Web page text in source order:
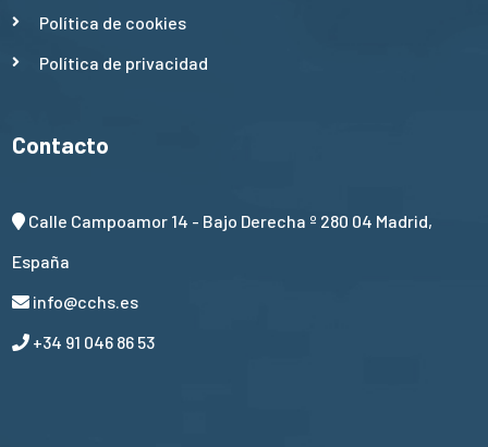
Política de cookies
Política de privacidad
Contacto
Calle Campoamor 14 - Bajo Derecha º 280 04 Madrid,
España
info@cchs.es
+34 91 046 86 53